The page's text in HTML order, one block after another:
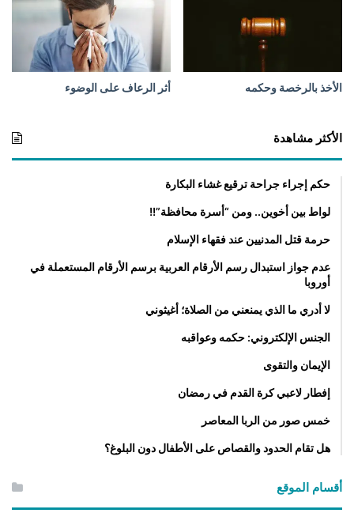
الأخذ بالرخصة وحكمه أثر الرعاف على الوضوء
الأكثر مشاهدة
حكم إجراء جراحة ترقيع غشاء البكارة
لواط بين أخوين.. ومن “أسرة محافظة”!!
حرمة قتل المدنيين عند فقهاء الإسلام
عدم جواز استبدال رسم الأرقام العربية برسم الأرقام المستعملة في
أوروبا
لا أدري ما الذي يمنعني من الصلاة؛ أغيثوني
الجنس الإلكتروني: حكمه وعواقبه
الإيمان والتقوى
إفطار لاعبي كرة القدم في رمضان
خمس صور من الربا المعاصر
هل تقام الحدود والقصاص على الأطفال دون البلوغ؟
أقسام الموقع